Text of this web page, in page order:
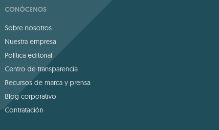
CONÓCENOS
Sobre nosotros
Nuestra empresa
Política editorial
Centro de transparencia
Recursos de marca y prensa
Blog corporativo
Contratación